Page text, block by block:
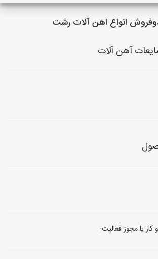
انواع اهن آلات رشت
آهن آلات
یا مجوز فعالیت: